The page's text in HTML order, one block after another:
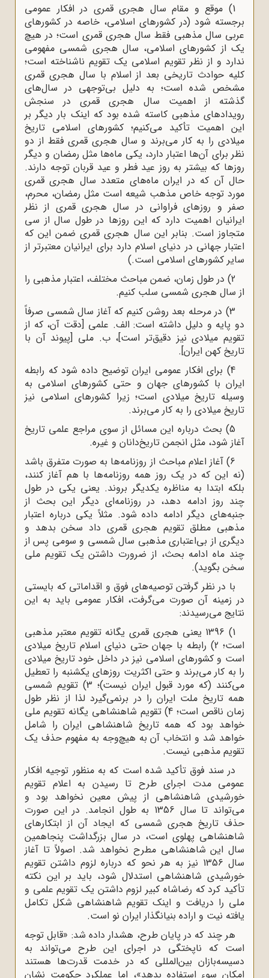
1) موقع و مقام سال هجری قمری در افکار عمومی
برجسته شود (در کشورهای اسلامی، خاصه در کشورهای
عربی سال مذهبی فقط سال هجری قمری است؛ در هیچ
یک از کشورهای اسلامی، سال هجری شمسی مفهومی
ندارد و از نظر تقویم اسلامی یک تقویم ناشناخته است؛
کلیه حوادث تاریخی بعد از اسلام با سال هجری قمری
مشخص شده است؛ به دلیل بی‌توجهی در سال‌های
گذشته از اهمیت سال هجری قمری در سنجش
رویدادهای مذهبی کاسته شده بود که اینک بار دیگر بر
این اهمیت تأکید می‌کنیم؛ کشورهای اسلامی تاریخ
میلادی را به کار می‌برند و سال هجری قمری فقط از دو
نظر برای آن‌ها اعتبار دارد، یکی ماه‌ها مثل رمضان و دیگر
روزها که بیشتر به روز عید فطر و عید قربان توجه دارند.
حال آن که در ایران ماه‌های متعدد سال هجری قمری
مورد توجه خاص مذهب شیعه است مثل رمضان، محرم،
صفر و روزهای فراوانی در سال هجری قمری از نظر
ایرانیان اهمیت دارد که این روزها در طول سال از سی
متجاوز است. بنابر این سال هجری قمری ضمن این که
اعتبار جهانی در دنیای اسلام دارد برای ایرانیان معتبرتر از
سایر کشورهای اسلامی است.)
2) در طول زمان، ضمن مباحث مختلف، اعتبار مذهبی را
از سال هجری شمسی سلب کنیم.
3) در مرحله بعد روشن کنیم که آغاز سال شمسی صرفاً
دو پایه و دلیل داشته است: الف. علمی [دقت آن، که از
تقویم میلادی نیز دقیق‌تر است]، ب. ملی [پیوند آن با
تاریخ کهن ایران].
4) برای افکار عمومی ایران توضیح داده شود که رابطه
ایران با کشورهای جهان و حتی کشورهای اسلامی به
وسیله تاریخ میلادی است؛ زیرا کشورهای اسلامی نیز
تاریخ میلادی را به کار می‌برند.
5) بحث درباره این مسائل از سوی مراجع علمی تاریخ
آغاز شود، مثل انجمن تاریخ‌دانان و غیره.
6) آغاز اعلام مباحث از روزنامه‌ها به ‌صورت متفرق باشد
(نه این که در یک روز همه روزنامه‌ها با هم آغاز کنند،
بلکه ابتدا به مناظره یکدیگر بروند. یعنی یکی در طول
چند روز ادامه دهد، در روزنامه‌ای دیگر این بحث از
جنبه‌های دیگر ادامه داده شود. مثلاً یکی درباره اعتبار
مذهبی مطلق تقویم هجری قمری داد سخن بدهد و
دیگری از بی‌اعتباری مذهبی سال شمسی و سومی پس از
چند ماه ادامه بحث، از ضرورت داشتن یک تقویم ملی
سخن بگوید).
با در نظر گرفتن توصیه‌های فوق و اقداماتی که بایستی
در زمینه‌ آن صورت می‌گرفت، افکار عمومی باید به این
نتایج می‌رسیدند:
1) 1396 یعنی هجری قمری یگانه تقویم معتبر مذهبی
است؛ 2) رابطه با جهان حتی دنیای اسلام تاریخ میلادی
است و کشورهای اسلامی نیز در داخل خود تاریخ میلادی
را به کار می‌برند و حتی اکثریت روزهای یکشنبه را تعطیل
می‌کنند (که مورد قبول ایران نیست)؛ 3) تقویم شمسی
همه تاریخ ملت ایران را در برنمی‌گیرد لذا از نظر طول
زمان ناقص است؛ 4) تقویم شاهنشاهی یگانه تقویم ملی
خواهد بود که همه تاریخ شاهنشاهی ایران را شامل
خواهد شد و انتخاب آن به هیچ‌وجه به مفهوم حذف یک
تقویم مذهبی نیست.
در سند فوق تأکید شده است که به منظور توجیه افکار
عمومی مدت اجرای طرح تا رسیدن به اعلام تقویم
خورشیدی شاهنشاهی از پیش معین نخواهد بود و
می‌تواند تا سال 1356 به طول انجامد. در این صورت
حذف تاریخ هجری شمسی که ایجاد آن از ابتکارهای
شاهنشاهی پهلوی است، در سال بزرگداشت پنجاهمین
سال این شاهنشاهی مطرح نخواهد شد. اصولاً تا آغاز
سال 1356 نیز به هر نحو که درباره لزوم داشتن تقویم
خورشیدی شاهنشاهی استدلال شود، باید بر این نکته
تأکید کرد که رضاشاه کبیر لزوم داشتن یک تقویم علمی و
ملی را دریافت و اینک تقویم شاهنشاهی شکل تکامل‌‌
یافته‌ نیت و اراده بنیانگذار ایران نو است.
هر چند که در پایان طرح، هشدار داده شد: «قابل توجه
است که ناپختگی در اجرای این طرح می‌تواند به
دسیسه‌بازان بین‌المللی که در خدمت قدرت‌ها هستند
امکان سوء استفاده بدهد»، اما عملکرد حکومت نشان